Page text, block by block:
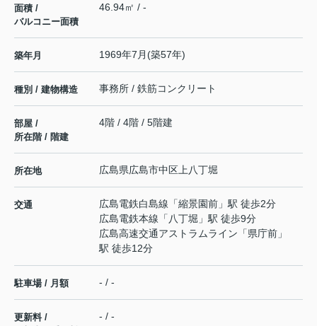
面積 /
バルコニー面積
46.94㎡ / -
築年月 1969年7月(築57年)
種別 / 建物構造 事務所 / 鉄筋コンクリート
部屋 /
所在階 / 階建
4階 / 4階 / 5階建
所在地 広島県広島市中区 上八丁堀
交通 広島電鉄白島線 「縮景園前 」駅 徒歩2分
広島電鉄本線 「 八丁堀 」駅 徒歩9分
広島高速交通アストラムライン 「県庁前 」
駅 徒歩12分
駐車場 / 月額 - / -
更新料 /
- / -